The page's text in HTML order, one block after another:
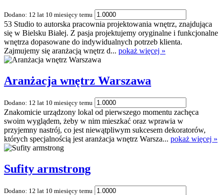
Dodano: 12 lat 10 miesięcy temu
53 Studio to autorska pracownia projektowania wnętrz, znajdująca
się w Bielsku Białej. Z pasja projektujemy oryginalne i funkcjonalne
wnętrza dopasowane do indywidualnych potrzeb klienta.
Zajmujemy się aranżacją wnętrz d... pokaż więcej »
Aranżacja wnętrz Warszawa
Dodano: 12 lat 10 miesięcy temu
Znakomicie urządzony lokal od pierwszego momentu zachęca
swoim wyglądem, żeby w nim mieszkać oraz wprawia w
przyjemny nastrój, co jest niewątpliwym sukcesem dekoratorów,
których specjalnością jest aranżacja wnętrz Warsza... pokaż więcej »
Sufity armstrong
Dodano: 12 lat 10 miesięcy temu